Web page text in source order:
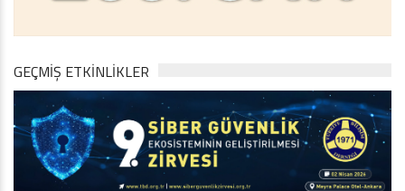
GEÇMİŞ ETKİNLİKLER